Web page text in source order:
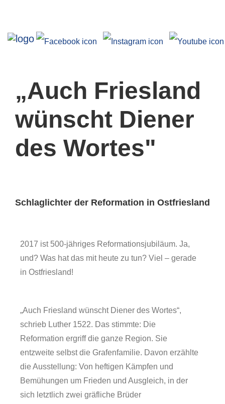
„Auch Friesland
wünscht Diener
des Wortes"
Schlaglichter der Reformation in Ostfriesland
2017 ist 500-jähriges Reformationsjubiläum. Ja,
und? Was hat das mit heute zu tun? Viel – gerade
in Ostfriesland!
„Auch Friesland wünscht Diener des Wortes“,
schrieb Luther 1522. Das stimmte: Die
Reformation ergriff die ganze Region. Sie
entzweite selbst die Grafenfamilie. Davon erzählte
die Ausstellung: Von heftigen Kämpfen und
Bemühungen um Frieden und Ausgleich, in der
sich letztlich zwei gräfliche Brüder